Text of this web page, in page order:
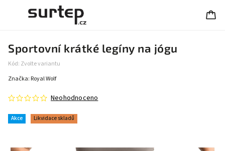
Sportovní krátké legíny na jógu
Kód: Zvolte variantu
Akce Likvidace skladů
Neohodnoceno
Značka: Royal Wolf